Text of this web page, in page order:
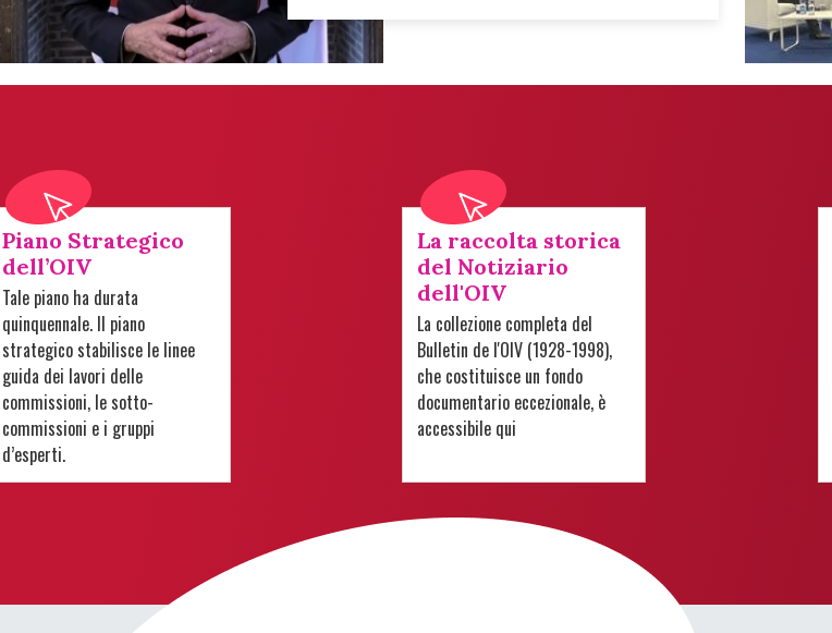
Piano Strategico
dell’OIV
Tale piano ha durata
quinquennale. Il piano
strategico stabilisce le linee
guida dei lavori delle
commissioni, le sotto-
commissioni e i gruppi
d’esperti.
La raccolta storica
del Notiziario
dell'OIV
La collezione completa del
Bulletin de l'OIV (1928-1998),
che costituisce un fondo
documentario eccezionale, è
accessibile qui